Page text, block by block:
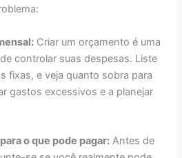
Criar um orçamento é uma
controlar suas despesas. Liste
fixas, e veja quanto sobra para
gastos excessivos e a planejar
o que pode pagar: Antes de